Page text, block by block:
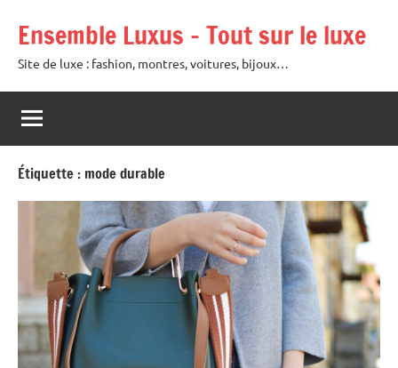
contenu
Ensemble Luxus – Tout sur le luxe
Site de luxe : fashion, montres, voitures, bijoux…
Étiquette : mode durable